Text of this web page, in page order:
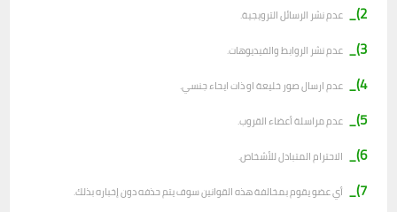
2)_ عدم نشر الرسائل الترويجية.
3)_ عدم نشر الروابط والفيديوهات.
4)_ عدم ارسال صور خليعة او ذات ايحاء جنسي.
5)_ عدم مراسلة أعضاء القروب.
6)_ الاحترام المتبادل للأشخاص.
7)_ أي عضو يقوم بمخالفة هذه القوانين سوف يتم حذفه دون إخباره بذلك.